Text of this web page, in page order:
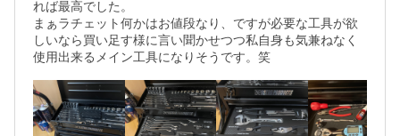
れば最高でした。
まぁラチェット何かはお値段なり、ですが必要な工具が欲
しいなら買い足す様に言い聞かせつつ私自身も気兼ねなく
使用出来るメイン工具になりそうです。笑